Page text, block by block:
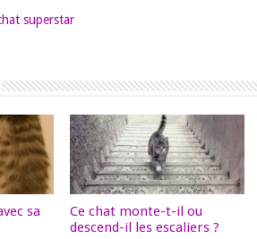
superstar
sa
Ce chat monte-t-il ou
descend-il les escaliers ?